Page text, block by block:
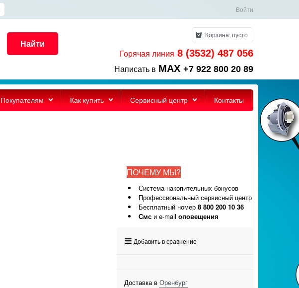
Войти
Найти
Корзина:пусто
Горячая линия 8 (3532) 487 056
Написать в MAX +7 922 800 20 89
Покупателям Как купить Сервисный центр Контакты
ПОЧЕМУ МЫ?
Система накопительных бонусов
Профессиональный сервисный центр
Бесплатный номер 8 800 200 10 36
Смс и e-mail оповещения
Добавить в сравнение
Доставка в Оренбург